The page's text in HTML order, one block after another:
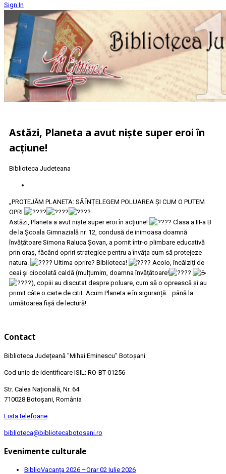
Sign In
Astăzi, Planeta a avut niște super eroi în
acțiune!
Biblioteca Judeteana
„PROTEJĂM PLANETA: SĂ ÎNȚELEGEM POLUAREA ȘI CUM O PUTEM
OPRI
Astăzi, Planeta a avut niște super eroi în acțiune!
Clasa a III-a B
de la Școala Gimnazială nr. 12, condusă de inimoasa doamnă
învățătoare Simona Raluca Șovan, a pornit într-o plimbare educativă
prin oraș, făcând opriri strategice pentru a învăța cum să protejeze
natura.
Ultima oprire? Biblioteca!
Acolo, încălziți de
ceai și ciocolată caldă (mulțumim, doamna învățătoare!
), copiii au discutat despre poluare, cum să o oprească și au
primit câte o carte de citit. Acum Planeta e în siguranță… până la
următoarea fișă de lectură!
Contact
Biblioteca Județeană "Mihai Eminescu" Botoșani
Cod unic de identificare ISIL: RO-BT-01256
Str. Calea Națională, Nr. 64
710028 Botoșani, România
Lista telefoane
biblioteca@bibliotecabotosani.ro
Evenimente culturale
BiblioVacanța 2026 –Orar02 Iulie 2026